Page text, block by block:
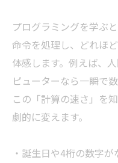
プログラミングを学ぶ
命令を処理し、どれほ
体感します。例えば、
ピューターなら一瞬で
この「計算の速さ」を
劇的に変えます。
・誕生日や4桁の数字